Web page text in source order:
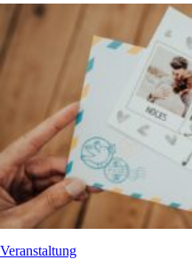
Veranstaltung